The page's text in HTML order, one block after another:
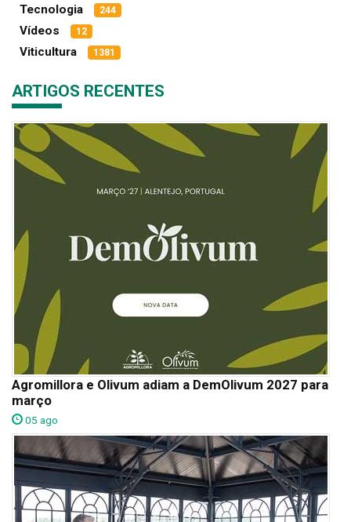
Tecnologia 244
Vídeos 12
Viticultura 1381
ARTIGOS RECENTES
Agromillora e Olivum adiam a DemOlivum 2027 para
março
05 ago